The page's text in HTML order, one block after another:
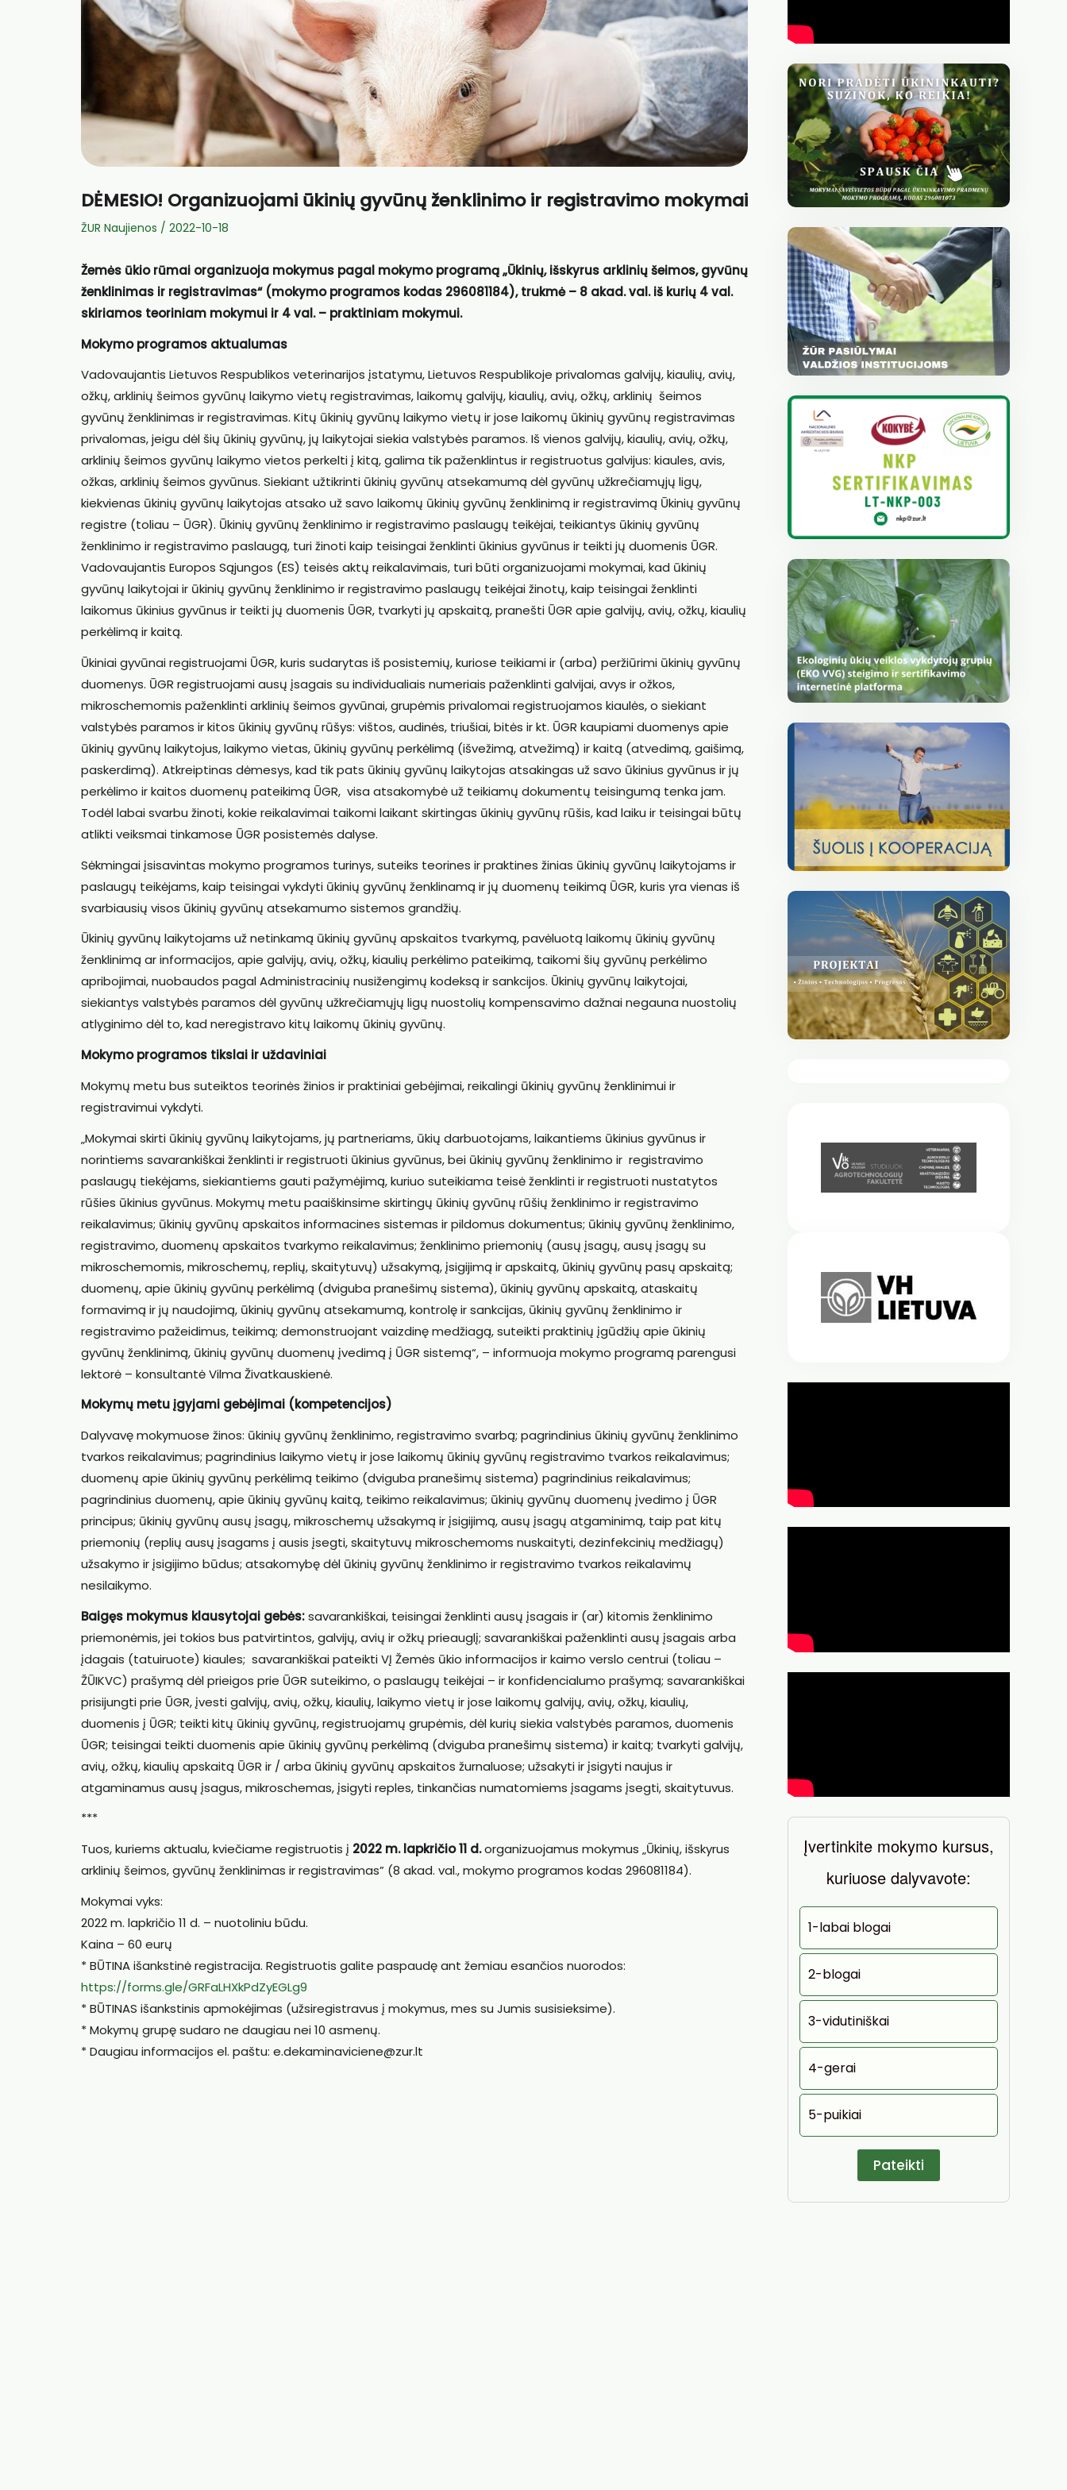
DĖMESIO! Organizuojami ūkinių gyvūnų ženklinimo ir registravimo mokymai
ŽUR Naujienos / 2022-10-18
Žemės ūkio rūmai organizuoja mokymus pagal mokymo programą„Ūkinių, išskyrus arklinių šeimos, gyvūnų
ženklinimas ir registravimas“ (mokymo programos kodas 296081184), trukmė – 8 akad. val. iš kurių 4 val.
skiriamos teoriniam mokymui ir 4 val. – praktiniam mokymui.
Mokymo programos aktualumas
Vadovaujantis Lietuvos Respublikos veterinarijos įstatymu, Lietuvos Respublikoje privalomas galvijų, kiaulių, avių,
ožkų, arklinių šeimos gyvūnų laikymo vietų registravimas, laikomų galvijų, kiaulių, avių, ožkų, arklinių šeimos
gyvūnų ženklinimas ir registravimas. Kitų ūkinių gyvūnų laikymo vietų ir jose laikomų ūkinių gyvūnų registravimas
privalomas, jeigu dėl šių ūkinių gyvūnų, jų laikytojai siekia valstybės paramos. Iš vienos galvijų, kiaulių, avių, ožkų,
arklinių šeimos gyvūnų laikymo vietos perkelti į kitą, galima tik paženklintus ir registruotus galvijus: kiaules, avis,
ožkas, arklinių šeimos gyvūnus. Siekiant užtikrinti ūkinių gyvūnų atsekamumą dėl gyvūnų užkrečiamųjų ligų,
kiekvienas ūkinių gyvūnų laikytojas atsako už savo laikomų ūkinių gyvūnų ženklinimą ir registravimą Ūkinių gyvūnų
registre (toliau – ŪGR). Ūkinių gyvūnų ženklinimo ir registravimo paslaugų teikėjai, teikiantys ūkinių gyvūnų
ženklinimo ir registravimo paslaugą, turi žinoti kaip teisingai ženklinti ūkinius gyvūnus ir teikti jų duomenis ŪGR.
Vadovaujantis Europos Sąjungos (ES) teisės aktų reikalavimais, turi būti organizuojami mokymai, kad ūkinių
gyvūnų laikytojai ir ūkinių gyvūnų ženklinimo ir registravimo paslaugų teikėjai žinotų, kaip teisingai ženklinti
laikomus ūkinius gyvūnus ir teikti jų duomenis ŪGR, tvarkyti jų apskaitą, pranešti ŪGR apie galvijų, avių, ožkų, kiaulių
perkėlimą ir kaitą.
Ūkiniai gyvūnai registruojami ŪGR, kuris sudarytas iš posistemių, kuriose teikiami ir (arba) peržiūrimi ūkinių gyvūnų
duomenys. ŪGR registruojami ausų įsagais su individualiais numeriais paženklinti galvijai, avys ir ožkos,
mikroschemomis paženklinti arklinių šeimos gyvūnai, grupėmis privalomai registruojamos kiaulės, o siekiant
valstybės paramos ir kitos ūkinių gyvūnų rūšys: vištos, audinės, triušiai, bitės ir kt. ŪGR kaupiami duomenys apie
ūkinių gyvūnų laikytojus, laikymo vietas, ūkinių gyvūnų perkėlimą (išvežimą, atvežimą) ir kaitą (atvedimą, gaišimą,
paskerdimą). Atkreiptinas dėmesys, kad tik pats ūkinių gyvūnų laikytojas atsakingas už savo ūkinius gyvūnus ir jų
perkėlimo ir kaitos duomenų pateikimą ŪGR, visa atsakomybė už teikiamų dokumentų teisingumą tenka jam.
Todėl labai svarbu žinoti, kokie reikalavimai taikomi laikant skirtingas ūkinių gyvūnų rūšis, kad laiku ir teisingai būtų
atlikti veiksmai tinkamose ŪGR posistemės dalyse.
Sėkmingai įsisavintas mokymo programos turinys, suteiks teorines ir praktines žinias ūkinių gyvūnų laikytojams ir
paslaugų teikėjams, kaip teisingai vykdyti ūkinių gyvūnų ženklinamą ir jų duomenų teikimą ŪGR, kuris yra vienas iš
svarbiausių visos ūkinių gyvūnų atsekamumo sistemos grandžių.
Ūkinių gyvūnų laikytojams už netinkamą ūkinių gyvūnų apskaitos tvarkymą, pavėluotą laikomų ūkinių gyvūnų
ženklinimą ar informacijos, apie galvijų, avių, ožkų, kiaulių perkėlimo pateikimą, taikomi šių gyvūnų perkėlimo
apribojimai, nuobaudos pagal Administracinių nusižengimų kodeksą ir sankcijos. Ūkinių gyvūnų laikytojai,
siekiantys valstybės paramos dėl gyvūnų užkrečiamųjų ligų nuostolių kompensavimo dažnai negauna nuostolių
atlyginimo dėl to, kad neregistravo kitų laikomų ūkinių gyvūnų.
Mokymo programos tikslai ir uždaviniai
Mokymų metu bus suteiktos teorinės žinios ir praktiniai gebėjimai, reikalingi ūkinių gyvūnų ženklinimui ir
registravimui vykdyti.
„Mokymai skirti ūkinių gyvūnų laikytojams, jų partneriams, ūkių darbuotojams, laikantiems ūkinius gyvūnus ir
norintiems savarankiškai ženklinti ir registruoti ūkinius gyvūnus, bei ūkinių gyvūnų ženklinimo ir registravimo
paslaugų tiekėjams, siekiantiems gauti pažymėjimą, kuriuo suteikiama teisė ženklinti ir registruoti nustatytos
rūšies ūkinius gyvūnus. Mokymų metu paaiškinsime skirtingų ūkinių gyvūnų rūšių ženklinimo ir registravimo
reikalavimus; ūkinių gyvūnų apskaitos informacines sistemas ir pildomus dokumentus; ūkinių gyvūnų ženklinimo,
registravimo, duomenų apskaitos tvarkymo reikalavimus; ženklinimo priemonių (ausų įsagų, ausų įsagų su
mikroschemomis, mikroschemų, replių, skaitytuvų) užsakymą, įsigijimą ir apskaitą, ūkinių gyvūnų pasų apskaitą;
duomenų, apie ūkinių gyvūnų perkėlimą (dviguba pranešimų sistema), ūkinių gyvūnų apskaitą, ataskaitų
formavimą ir jų naudojimą, ūkinių gyvūnų atsekamumą, kontrolę ir sankcijas, ūkinių gyvūnų ženklinimo ir
registravimo pažeidimus, teikimą; demonstruojant vaizdinę medžiagą, suteikti praktinių įgūdžių apie ūkinių
gyvūnų ženklinimą, ūkinių gyvūnų duomenų įvedimą į ŪGR sistemą“, – informuoja mokymo programą parengusi
lektorė – konsultantė Vilma Živatkauskienė.
Mokymų metu įgyjami gebėjimai (kompetencijos)
Dalyvavę mokymuose žinos: ūkinių gyvūnų ženklinimo, registravimo svarbą; pagrindinius ūkinių gyvūnų ženklinimo
tvarkos reikalavimus; pagrindinius laikymo vietų ir jose laikomų ūkinių gyvūnų registravimo tvarkos reikalavimus;
duomenų apie ūkinių gyvūnų perkėlimą teikimo (dviguba pranešimų sistema) pagrindinius reikalavimus;
pagrindinius duomenų, apie ūkinių gyvūnų kaitą, teikimo reikalavimus; ūkinių gyvūnų duomenų įvedimo į ŪGR
principus; ūkinių gyvūnų ausų įsagų, mikroschemų užsakymą ir įsigijimą, ausų įsagų atgaminimą, taip pat kitų
priemonių (replių ausų įsagams į ausis įsegti, skaitytuvų mikroschemoms nuskaityti, dezinfekcinių medžiagų)
užsakymo ir įsigijimo būdus; atsakomybę dėl ūkinių gyvūnų ženklinimo ir registravimo tvarkos reikalavimų
nesilaikymo.
Baigęs mokymus klausytojai gebės:savarankiškai, teisingai ženklinti ausų įsagais ir (ar) kitomis ženklinimo
priemonėmis, jei tokios bus patvirtintos, galvijų, avių ir ožkų prieauglį; savarankiškai paženklinti ausų įsagais arba
įdagais (tatuiruote) kiaules; savarankiškai pateikti VĮ Žemės ūkio informacijos ir kaimo verslo centrui (toliau –
ŽŪIKVC) prašymą dėl prieigos prie ŪGR suteikimo, o paslaugų teikėjai – ir konfidencialumo prašymą; savarankiškai
prisijungti prie ŪGR, įvesti galvijų, avių, ožkų, kiaulių, laikymo vietų ir jose laikomų galvijų, avių, ožkų, kiaulių,
duomenis į ŪGR; teikti kitų ūkinių gyvūnų, registruojamų grupėmis, dėl kurių siekia valstybės paramos, duomenis
ŪGR; teisingai teikti duomenis apie ūkinių gyvūnų perkėlimą (dviguba pranešimų sistema) ir kaitą; tvarkyti galvijų,
avių, ožkų, kiaulių apskaitą ŪGR ir / arba ūkinių gyvūnų apskaitos žurnaluose; užsakyti ir įsigyti naujus ir
atgaminamus ausų įsagus, mikroschemas, įsigyti reples, tinkančias numatomiems įsagams įsegti, skaitytuvus.
***
Tuos, kuriems aktualu, kviečiame registruotis į 2022 m. lapkričio 11 d.organizuojamus mokymus „Ūkinių, išskyrus
arklinių šeimos, gyvūnų ženklinimas ir registravimas” (8 akad. val., mokymo programos kodas 296081184).
Mokymai vyks:
2022 m. lapkričio 11 d. – nuotoliniu būdu.
Kaina – 60 eurų
* BŪTINA išankstinė registracija. Registruotis galite paspaudę ant žemiau esančios nuorodos:
https://forms.gle/GRFaLHXkPdZyEGLg9
* BŪTINAS išankstinis apmokėjimas (užsiregistravus į mokymus, mes su Jumis susisieksime).
* Mokymų grupę sudaro ne daugiau nei 10 asmenų.
* Daugiau informacijos el. paštu: e.dekaminaviciene@zur.lt
Įvertinkite mokymo kursus,
kuriuose dalyvavote:
1-labai blogai
2-blogai
3-vidutiniškai
4-gerai
5-puikiai